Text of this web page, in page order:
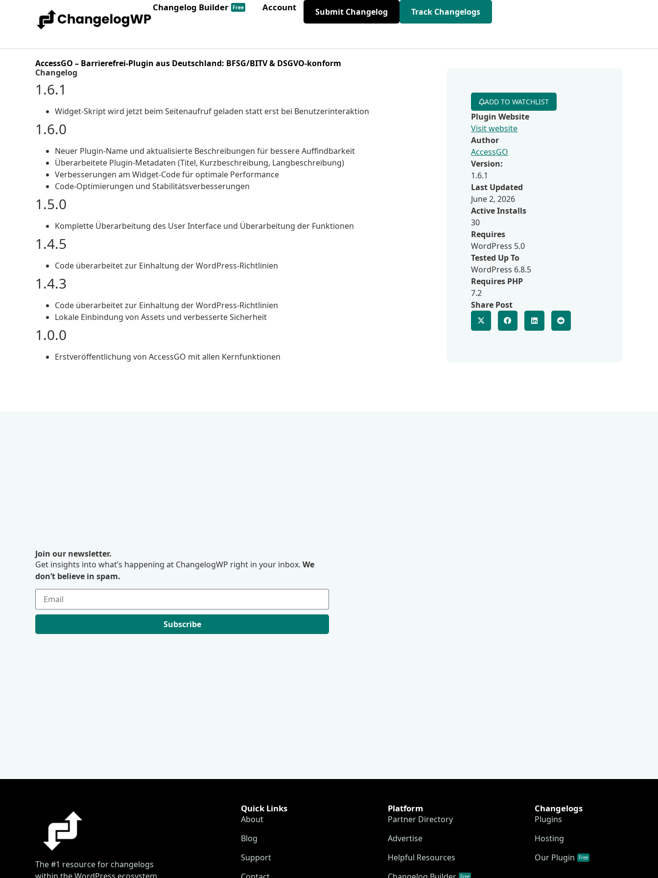
Changelog Builder Free Account Submit Changelog Track Changelogs
AccessGO – Barrierefrei‑Plugin aus Deutschland: BFSG/BITV & DSGVO‑konform
Changelog
1.6.1
Widget-Skript wird jetzt beim Seitenaufruf geladen statt erst bei Benutzerinteraktion
1.6.0
Neuer Plugin-Name und aktualisierte Beschreibungen für bessere Auffindbarkeit
Überarbeitete Plugin-Metadaten (Titel, Kurzbeschreibung, Langbeschreibung)
Verbesserungen am Widget-Code für optimale Performance
Code-Optimierungen und Stabilitätsverbesserungen
1.5.0
Komplette Überarbeitung des User Interface und Überarbeitung der Funktionen
1.4.5
Code überarbeitet zur Einhaltung der WordPress-Richtlinien
1.4.3
Code überarbeitet zur Einhaltung der WordPress-Richtlinien
Lokale Einbindung von Assets und verbesserte Sicherheit
1.0.0
Erstveröffentlichung von AccessGO mit allen Kernfunktionen
ADD TO WATCHLIST
Plugin Website
Visit website
Author
AccessGO
Version:
1.6.1
Last Updated
June 2, 2026
Active Installs
30
Requires
WordPress 5.0
Tested Up To
WordPress 6.8.5
Requires PHP
7.2
Share Post
Join our newsletter.
Get insights into what’s happening at ChangelogWP right in your inbox. We
don’t believe in spam.
Subscribe
The #1 resource for changelogs
Quick Links
About
Blog
Support
Platform
Partner Directory
Advertise
Helpful Resources
Free
Changelogs
Plugins
Hosting
Our Plugin
Free